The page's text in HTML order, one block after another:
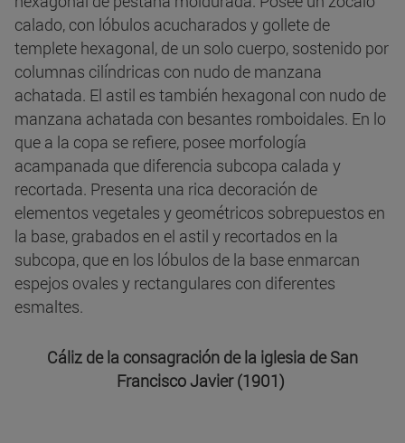
calado, con lóbulos acucharados y gollete de
templete hexagonal, de un solo cuerpo, sostenido por
columnas cilíndricas con nudo de manzana
achatada. El astil es también hexagonal con nudo de
manzana achatada con besantes romboidales. En lo
que a la copa se refiere, posee morfología
acampanada que diferencia subcopa calada y
recortada. Presenta una rica decoración de
elementos vegetales y geométricos sobrepuestos en
la base, grabados en el astil y recortados en la
subcopa, que en los lóbulos de la base enmarcan
espejos ovales y rectangulares con diferentes
esmaltes.
Cáliz de la consagración de la iglesia de San
Francisco Javier (1901)